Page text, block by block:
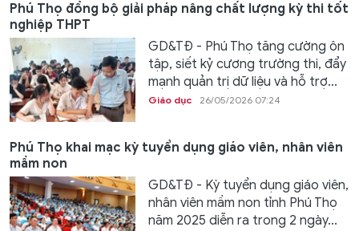
Phú Thọ đồng bộ giải pháp nâng chất lượng kỳ thi tốt
nghiệp THPT
GD&TĐ - Phú Thọ tăng cường ôn
tập, siết kỷ cương trường thi, đẩy
mạnh quản trị dữ liệu và hỗ trợ...
Giáo dục 26/05/2026 07:24
Phú Thọ khai mạc kỳ tuyển dụng giáo viên, nhân viên
mầm non
GD&TĐ - Kỳ tuyển dụng giáo viên,
nhân viên mầm non tỉnh Phú Thọ
năm 2025 diễn ra trong 2 ngày...